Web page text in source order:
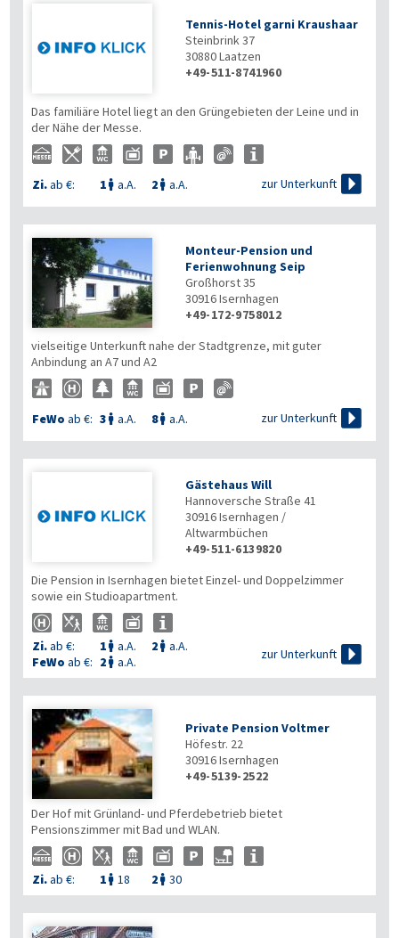
Tennis-Hotel garni Kraushaar
Steinbrink 37
30880Laatzen
+49-511-8741960
Zi.ab €: 1  a.A. 2  a.A.
Das familiäre Hotel liegt an den Grüngebieten der Leine und in
der Nähe der Messe.
zur Unterkunft 
Monteur-Pension und
Ferienwohnung Seip
Großhorst 35
30916Isernhagen
+49-172-9758012
FeWo ab €: 3  a.A. 8 a.A.
vielseitige Unterkunft nahe der Stadtgrenze, mit guter
Anbindung an A7 und A2
zur Unterkunft 
Gästehaus Will
Hannoversche Straße 41
30916Isernhagen /
Altwarmbüchen
+49-511-6139820
Zi.ab €: 1  a.A. 2  a.A.
FeWo ab €: 2  a.A.
Die Pension in Isernhagen bietet Einzel- und Doppelzimmer
sowie ein Studioapartment.
zur Unterkunft 
Private Pension Voltmer
Höfestr. 22
30916Isernhagen
+49-5139-2522
Zi.ab €: 1  18 2  30
Der Hof mit Grünland- und Pferdebetrieb bietet
Pensionszimmer mit Bad und WLAN.